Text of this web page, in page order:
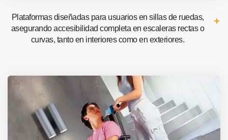
Plataformas diseñadas para usuarios en sillas de ruedas,
asegurando accesibilidad completa en escaleras rectas o
curvas, tanto en interiores como en exteriores.